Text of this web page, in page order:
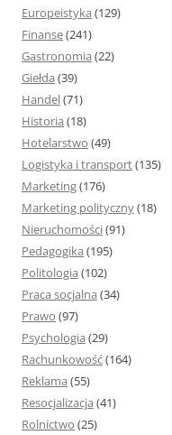
Europeistyka (129)
Finanse(241)
Gastronomia (22)
Giełda (39)
Handel(71)
Historia (18)
Hotelarstwo (49)
Logistyka i transport(135)
Marketing(176)
Marketing polityczny(18)
Nieruchomości(91)
Pedagogika (195)
Politologia (102)
Praca socjalna (34)
Prawo (97)
Psychologia (29)
Rachunkowość(164)
Reklama (55)
Resocjalizacja (41)
Rolnictwo (25)